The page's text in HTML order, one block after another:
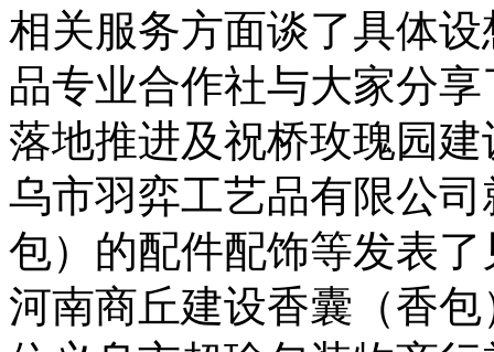
相关服务方面谈了具体
品专业合作社与大家分
落地推进及祝桥玫瑰园
乌市羽弈工艺品有限公
包）的配件配饰等发表
河南商丘建设香囊（香